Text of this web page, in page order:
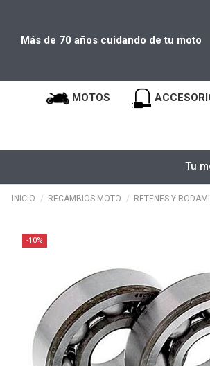
Más de 70 años cuidando de tu moto
MOTOS
Tu
INICIO RECAMBIOS MOTO RETENES Y
-10%